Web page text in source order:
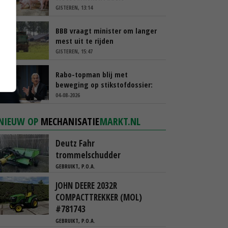
GISTEREN, 13:14
BBB vraagt minister om langer
mest uit te rijden
GISTEREN, 15:47
Rabo-topman blij met
beweging op stikstofdossier:
‘Verdienmodel van boeren blijft
04-08-2026
OP MECHANISATIEMARKT.NL
Deutz Fahr
trommelschudder
GEBRUIKT, P.O.A.
JOHN DEERE 2032R
COMPACTTREKKER (MOL)
#781743
GEBRUIKT, P.O.A.